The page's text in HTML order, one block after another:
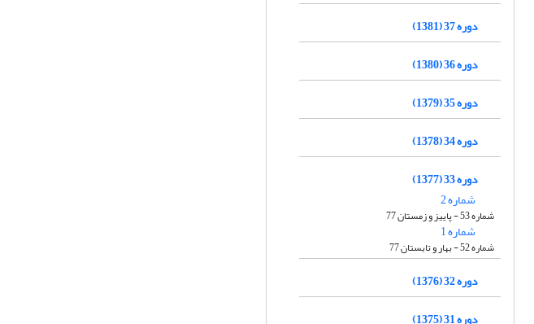
دوره 37 (1381)
دوره 36 (1380)
دوره 35 (1379)
دوره 34 (1378)
دوره 33 (1377)
شماره 2
شماره 53 - پاییز و زمستان 77
شماره 1
شماره 52 - بهار و تابستان 77
دوره 32 (1376)
دوره 31 (1375)